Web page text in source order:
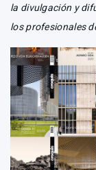
la divulgación y
los profesionales